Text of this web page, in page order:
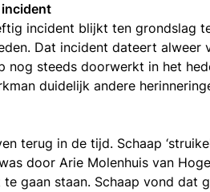
incident blijkt ten grondslag
Dat incident dateert alweer
nog steeds doorwerkt in het
duidelijk andere
terug in de tijd. Schaap
door Arie Molenhuis van
gaan staan. Schaap vond dat